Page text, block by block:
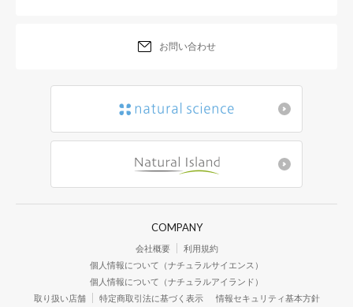
お問い合わせ
COMPANY
会社概要
利用規約
個人情報について（ナチュラルサイエンス）
個人情報について（ナチュラルアイランド）
取り扱い店舗
特定商取引法に基づく表示 情報セキュリティ基本方針